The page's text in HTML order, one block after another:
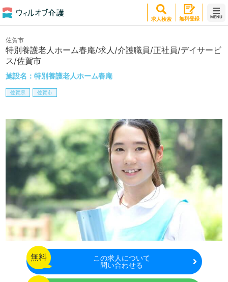
求人検索 無料登録 MENU
特別養護老人ホーム春庵/求人/介護職員/正社員/デイサービ
ス/佐賀市
施設名：特別養護老人ホーム春庵
佐賀市
佐賀県 佐賀市
無料 この求人について
問い合わせる